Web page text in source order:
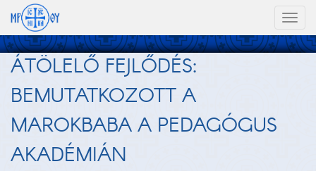
ÁTÖLELŐ FEJLŐDÉS:
BEMUTATKOZOTT A
MAROKBABA A PEDAGÓGUS
AKADÉMIÁN